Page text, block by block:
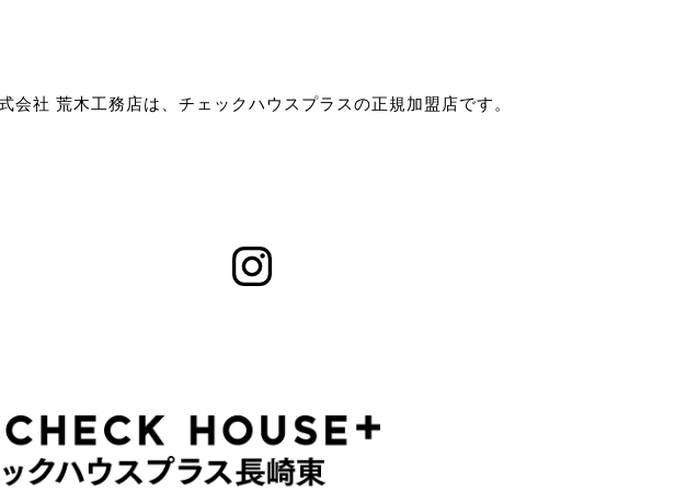
会社 荒木工務店は、チェックハウスプラスの正規加盟店です。